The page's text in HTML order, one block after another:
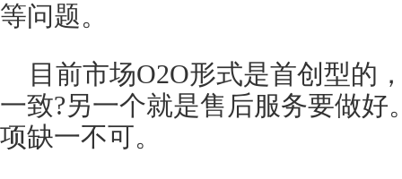
等问题。
目前市场O2O形式是首创型的
一致?另一个就是售后服务要做好
项缺一不可。